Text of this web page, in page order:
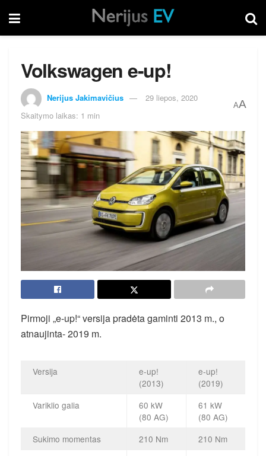
Volkswagen e-up!
Nerijus Jakimavičius
29 liepos, 2020
Skaitymo laikas: 1 min
AA
Pirmoji „e-up!“ versija pradėta gaminti 2013 m., o
atnaujinta- 2019 m.
Versija
e-up!
(2013)
e-up!
(2019)
Variklio galia
60 kW
(80 AG)
61 kW
(80 AG)
Sukimo momentas
210 Nm
210 Nm